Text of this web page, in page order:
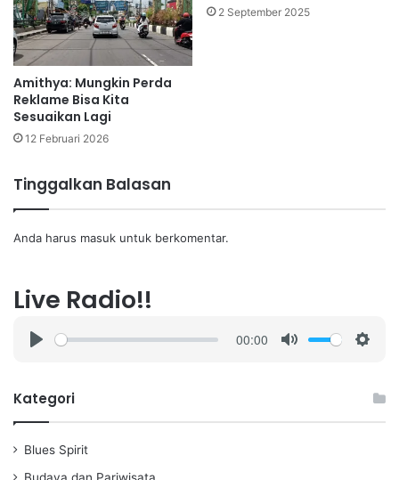
Amithya: Mungkin Perda
Reklame Bisa Kita
Sesuaikan Lagi
12 Februari 2026
2 September 2025
Tinggalkan Balasan
Anda harus masuk untuk berkomentar.
Live Radio!!
a
00:00
Kategori
Blues Spirit